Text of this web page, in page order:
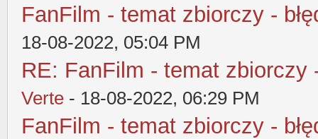
FanFilm - temat zbiorczy -
18-08-2022, 05:04 PM
RE: FanFilm - temat zbiorczy
Verte - 18-08-2022, 06:29 PM
FanFilm - temat zbiorczy -